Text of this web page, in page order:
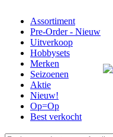
Assortiment
Pre-Order - Nieuw
Uitverkoop
Hobbysets
Merken
Seizoenen
Aktie
Nieuw!
Op=Op
Best verkocht